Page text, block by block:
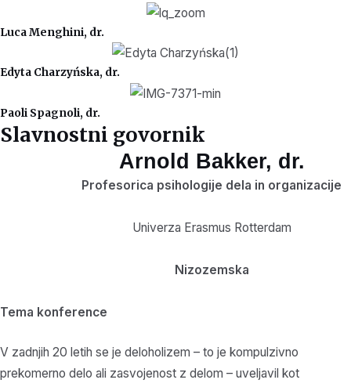
Luca Menghini, dr.
Edyta Charzyńska, dr.
Paoli Spagnoli, dr.
Slavnostni govornik
Arnold Bakker, dr.
Profesorica psihologije dela in organizacije
Univerza Erasmus Rotterdam
Nizozemska
Tema konference
V zadnjih 20 letih se je deloholizem – to je kompulzivno
prekomerno delo ali zasvojenost z delom – uveljavil kot